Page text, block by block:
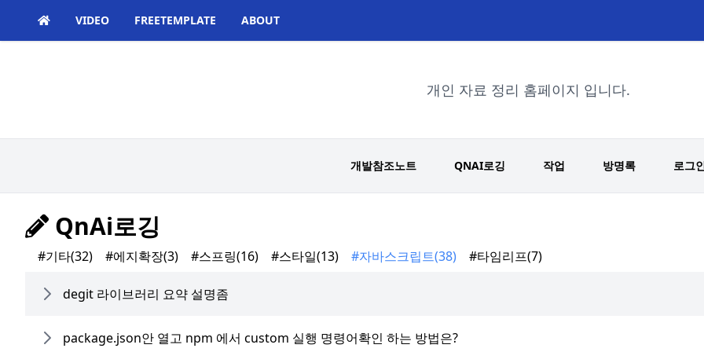
VIDEO FREETEMPLATE ABOUT
개인 자료 정리 홈페이지 입니다.
개발참조노트 QNAI로깅 작업 방명록 로그
QnAi로깅
#기타(32) #에지확장(3) #스프링(16) #스타일(13) #자바스크립트(38) #타임리프(7)
degit 라이브러리 요약 설명좀
package.json안 열고 npm 에서 custom 실행 명령어확인 하는 방법은?